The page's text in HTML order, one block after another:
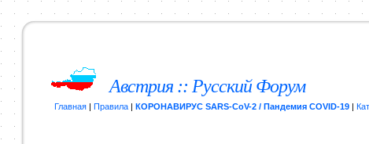
Австрия :: Русский Форум
Главная| Правила| КОРОНАВИРУС SARS-CoV-2 / Пандемия COVID-19|